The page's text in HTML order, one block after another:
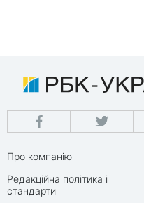
Про компанію
Редакційна політика і
стандарти